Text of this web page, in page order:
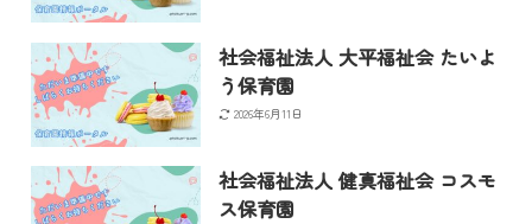
社会福祉法人 大平福祉会 たいよ
う保育園
2026年6月11日
社会福祉法人 健真福祉会 コスモ
ス保育園